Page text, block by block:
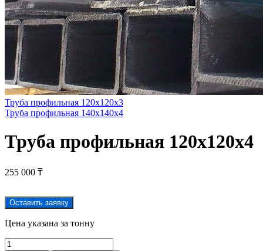
Труба профильная 120х120х3
Труба профильная 140х140х4
Труба профильная 120х120х4
255 000 ₸
Оставить заявку
Цена указана за тонну